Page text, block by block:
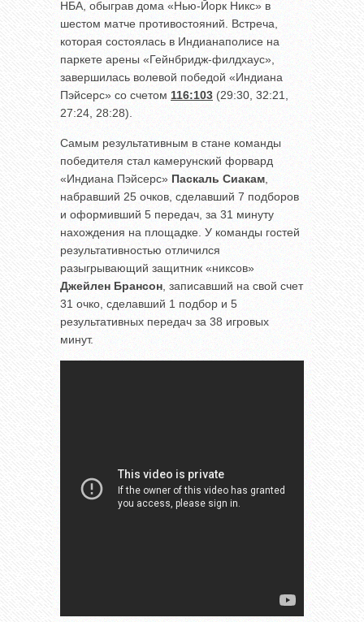
НБА, обыграв дома «Нью-Йорк Никс» в
шестом матче противостояний. Встреча,
которая состоялась в Индианаполисе на
паркете арены «Гейнбридж-филдхаус»,
завершилась волевой победой «Индиана
Пэйсерс» со счетом 116:103 (29:30, 32:21,
27:24, 28:28).
Самым результативным в стане команды
победителя стал камерунский форвард
«Индиана Пэйсерс» Паскаль Сиакам
набравший 25 очков, сделавший 7 подборов
и оформивший 5 передач, за 31 минуту
нахождения на площадке. У команды гостей
результативностью отличился
разыгрывающий защитник «никсов»
Джейлен Брансон , записавший на свой счет
31 очко, сделавший 1 подбор и 5
результативных передач за 38 игровых
минут.